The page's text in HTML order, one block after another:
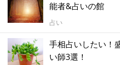
能者&占いの館
占い
手相占いしたい！
い師3選！